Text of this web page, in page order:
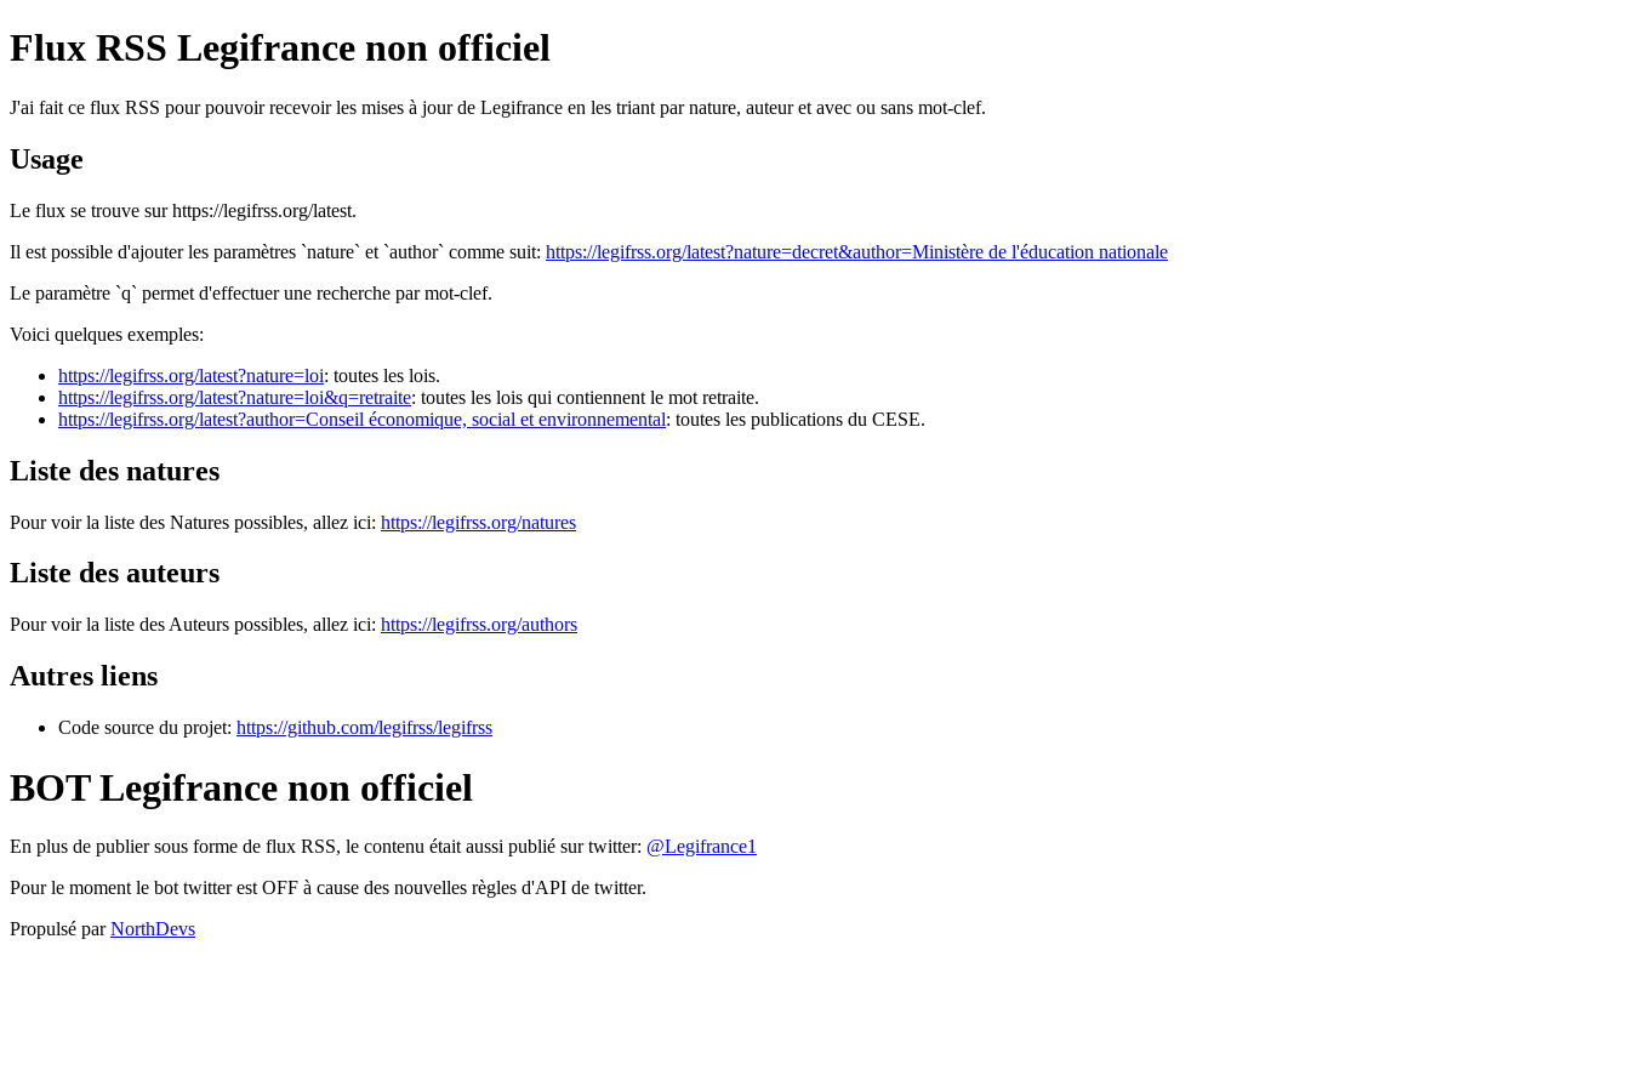
Flux RSS Legifrance non officiel
J'ai fait ce flux RSS pour pouvoir recevoir les mises à jour de Legifrance en les triant par nature, auteur et avec ou sans mot-clef.
Usage
Le flux se trouve sur https://legifrss.org/latest.
Il est possible d'ajouter les paramètres `nature` et `author` comme suit: https://legifrss.org/latest?nature=decret&author=Ministère de l'éducation nationale
Le paramètre `q` permet d'effectuer une recherche par mot-clef.
Voici quelques exemples:
https://legifrss.org/latest?nature=loi: toutes les lois.
https://legifrss.org/latest?nature=loi&q=retraite: toutes les lois qui contiennent le mot retraite.
https://legifrss.org/latest?author=Conseil économique, social et environnemental: toutes les publications du CESE.
Liste des natures
Pour voir la liste des Natures possibles, allez ici: https://legifrss.org/natures
Liste des auteurs
Pour voir la liste des Auteurs possibles, allez ici: https://legifrss.org/authors
Autres liens
Code source du projet: https://github.com/legifrss/legifrss
BOT Legifrance non officiel
En plus de publier sous forme de flux RSS, le contenu était aussi publié sur twitter: @Legifrance1
Pour le moment le bot twitter est OFF à cause des nouvelles règles d'API de twitter.
Propulsé parNorthDevs